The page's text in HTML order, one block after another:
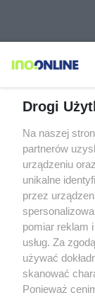
Drogi
Na naszej
partnerów
urządzeniu
unikalne
przez
pomiar reklam
usług. Za
używać
skanować
Ponieważ